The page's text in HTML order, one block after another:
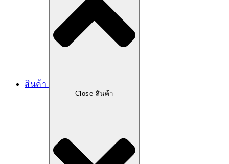
สินค้า
Close สินค้า